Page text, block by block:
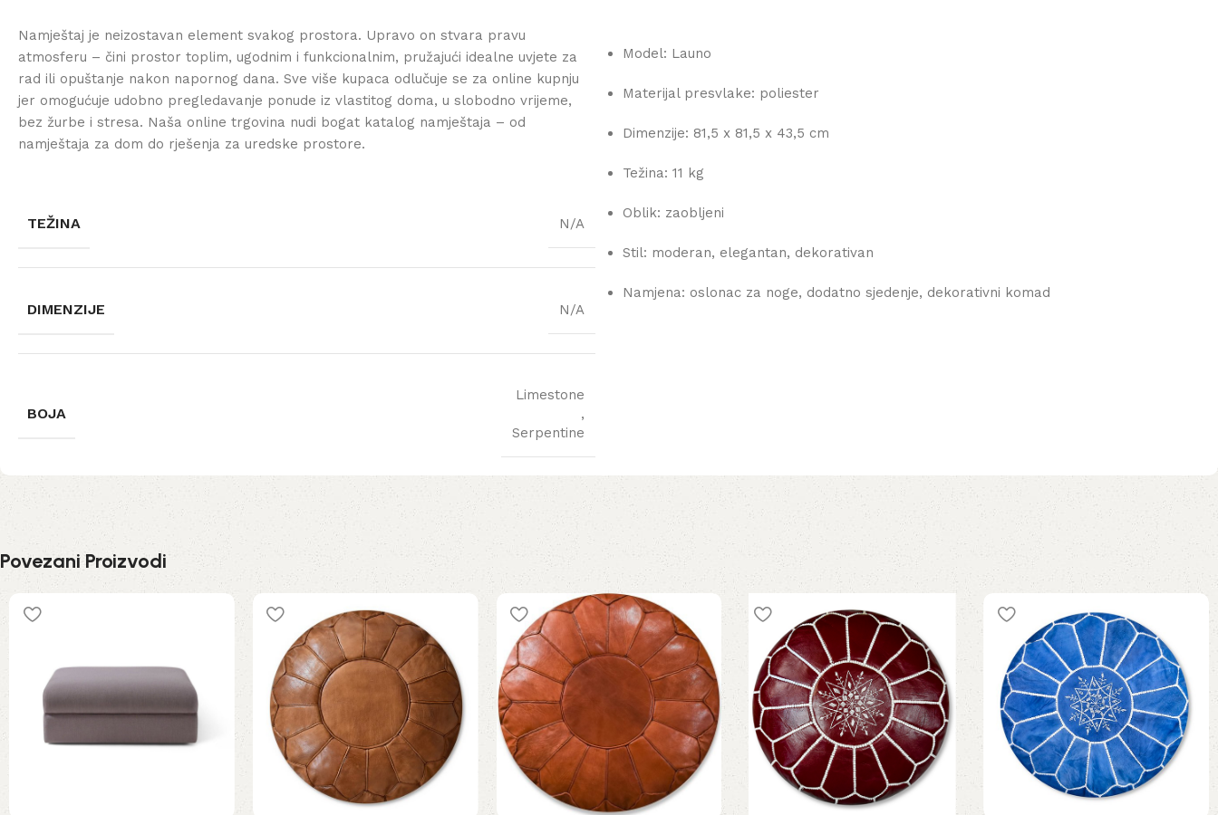
Namještaj je neizostavan element svakog prostora. Upravo on stvara pravu
atmosferu – čini prostor toplim, ugodnim i funkcionalnim, pružajući idealne uvjete za
rad ili opuštanje nakon napornog dana. Sve više kupaca odlučuje se za online kupnju
jer omogućuje udobno pregledavanje ponude iz vlastitog doma, u slobodno vrijeme,
bez žurbe i stresa. Naša online trgovina nudi bogat katalog namještaja – od
namještaja za dom do rješenja za uredske prostore.
TEŽINA N/A
DIMENZIJE N/A
BOJA
Limestone
,
Serpentine
Model: Launo
Materijal presvlake: poliester
Dimenzije: 81,5 x 81,5 x 43,5 cm
Težina: 11 kg
Oblik: zaobljeni
Stil: moderan, elegantan, dekorativan
Namjena: oslonac za noge, dodatno sjedenje, dekorativni komad
Povezani Proizvodi